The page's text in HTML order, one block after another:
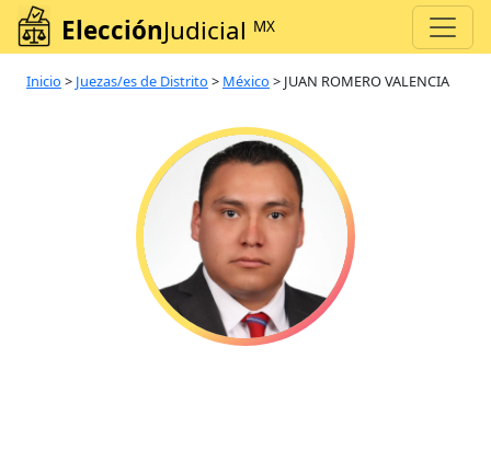
ElecciónJudicial MX
Inicio > Juezas/es de Distrito > México > JUAN ROMERO VALENCIA